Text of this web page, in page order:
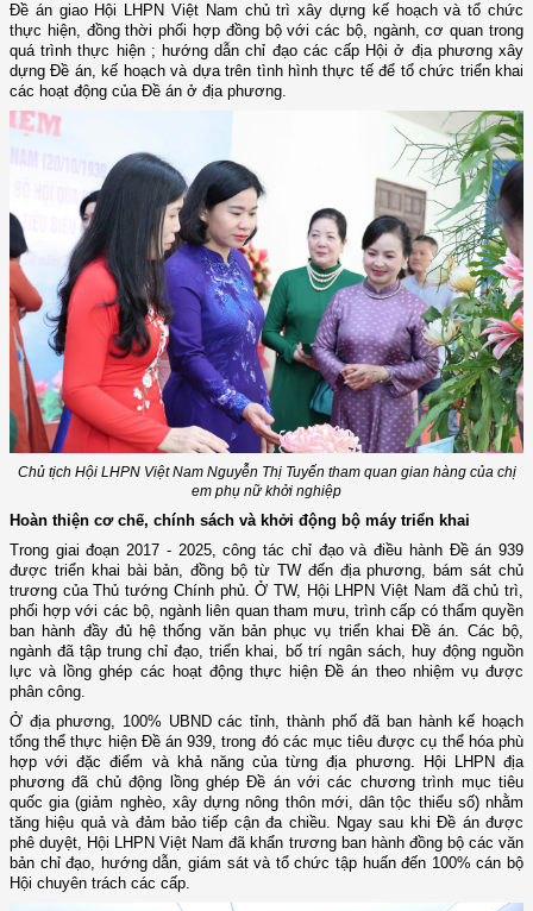
Đề án giao Hội LHPN Việt Nam chủ trì xây dựng kế hoạch và tổ chức
thực hiện, đồng thời phối hợp đồng bộ với các bộ, ngành, cơ quan trong
quá trình thực hiện ; hướng dẫn chỉ đạo các cấp Hội ở địa phương xây
dựng Đề án, kế hoạch và dựa trên tình hình thực tế để tổ chức triển khai
các hoạt động của Đề án ở địa phương.
Chủ tịch Hội LHPN Việt Nam Nguyễn Thị Tuyến tham quan gian hàng của chị
em phụ nữ khởi nghiệp
Hoàn thiện cơ chế, chính sách và khởi động bộ máy triển khai
Trong giai đoạn 2017 - 2025, công tác chỉ đạo và điều hành Đề án 939
được triển khai bài bản, đồng bộ từ TW đến địa phương, bám sát chủ
trương của Thủ tướng Chính phủ. Ở TW, Hội LHPN Việt Nam đã chủ trì,
phối hợp với các bộ, ngành liên quan tham mưu, trình cấp có thẩm quyền
ban hành đầy đủ hệ thống văn bản phục vụ triển khai Đề án. Các bộ,
ngành đã tập trung chỉ đạo, triển khai, bố trí ngân sách, huy động nguồn
lực và lồng ghép các hoạt động thực hiện Đề án theo nhiệm vụ được
phân công.
Ở địa phương, 100% UBND các tỉnh, thành phố đã ban hành kế hoạch
tổng thể thực hiện Đề án 939, trong đó các mục tiêu được cụ thể hóa phù
hợp với đặc điểm và khả năng của từng địa phương. Hội LHPN địa
phương đã chủ động lồng ghép Đề án với các chương trình mục tiêu
quốc gia (giảm nghèo, xây dựng nông thôn mới, dân tộc thiểu số) nhằm
tăng hiệu quả và đảm bảo tiếp cận đa chiều. Ngay sau khi Đề án được
phê duyệt, Hội LHPN Việt Nam đã khẩn trương ban hành đồng bộ các văn
bản chỉ đạo, hướng dẫn, giám sát và tổ chức tập huấn đến 100% cán bộ
Hội chuyên trách các cấp.